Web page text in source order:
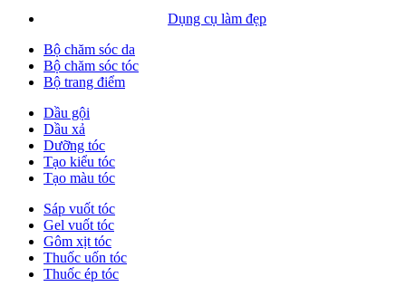
Dụng cụ làm đẹp
Bộ chăm sóc da
Bộ chăm sóc tóc
Bộ trang điểm
Dầu gội
Dầu xả
Dưỡng tóc
Tạo kiểu tóc
Tạo màu tóc
Sáp vuốt tóc
Gel vuốt tóc
Gôm xịt tóc
Thuốc uốn tóc
Thuốc ép tóc